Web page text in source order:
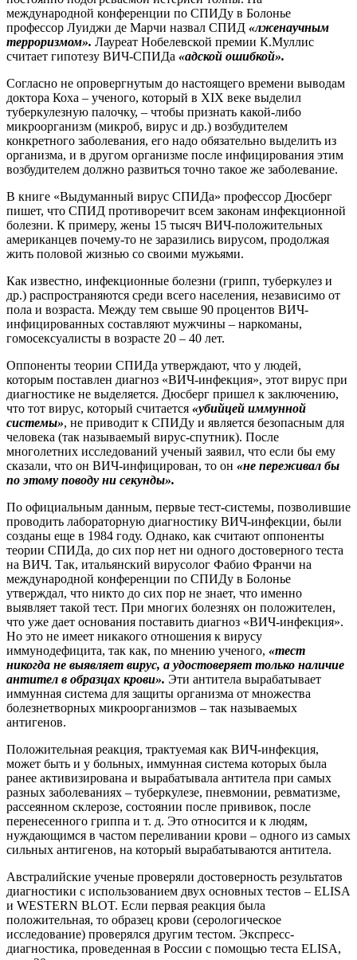
международной конференции по СПИДу в Болонье
профессор Луиджи де Марчи назвал СПИД «лженаучным
терроризмом». Лауреат Нобелевской премии К.Муллис
считает гипотезу ВИЧ-СПИДа «адской ошибкой».
Согласно не опровергнутым до настоящего времени выводам
доктора Коха – ученого, который в ХIХ веке выделил
туберкулезную палочку, – чтобы признать какой-либо
микроорганизм (микроб, вирус и др.) возбудителем
конкретного заболевания, его надо обязательно выделить из
организма, и в другом организме после инфицирования этим
возбудителем должно развиться точно такое же заболевание.
В книге «Выдуманный вирус СПИДа» профессор Дюсберг
пишет, что СПИД противоречит всем законам инфекционной
болезни. К примеру, жены 15 тысяч ВИЧ-положительных
американцев почему-то не заразились вирусом, продолжая
жить половой жизнью со своими мужьями.
Как известно, инфекционные болезни (грипп, туберкулез и
др.) распространяются среди всего населения, независимо от
пола и возраста. Между тем свыше 90 процентов ВИЧ-
инфицированных составляют мужчины – наркоманы,
гомосексуалисты в возрасте 20 – 40 лет.
Оппоненты теории СПИДа утверждают, что у людей,
которым поставлен диагноз «ВИЧ-инфекция», этот вирус при
диагностике не выделяется. Дюсберг пришел к заключению,
что тот вирус, который считается «убийцей иммунной
системы», не приводит к СПИДу и является безопасным для
человека (так называемый вирус-спутник). После
многолетних исследований ученый заявил, что если бы ему
сказали, что он ВИЧ-инфицирован, то он «не переживал бы
по этому поводу ни секунды».
По официальным данным, первые тест-системы, позволившие
проводить лабораторную диагностику ВИЧ-инфекции, были
созданы еще в 1984 году. Однако, как считают оппоненты
теории СПИДа, до сих пор нет ни одного достоверного теста
на ВИЧ. Так, итальянский вирусолог Фабио Франчи на
международной конференции по СПИДу в Болонье
утверждал, что никто до сих пор не знает, что именно
выявляет такой тест. При многих болезнях он положителен,
что уже дает основания поставить диагноз «ВИЧ-инфекция».
Но это не имеет никакого отношения к вирусу
иммунодефицита, так как, по мнению ученого, «тест
никогда не выявляет вирус, а удостоверяет только наличие
антител в образцах крови». Эти антитела вырабатывает
иммунная система для защиты организма от множества
болезнетворных микроорганизмов – так называемых
антигенов.
Положительная реакция, трактуемая как ВИЧ-инфекция,
может быть и у больных, иммунная система которых была
ранее активизирована и вырабатывала антитела при самых
разных заболеваниях – туберкулезе, пневмонии, ревматизме,
рассеянном склерозе, состоянии после прививок, после
перенесенного гриппа и т. д. Это относится и к людям,
нуждающимся в частом переливании крови – одного из самых
сильных антигенов, на который вырабатываются антитела.
Австралийские ученые проверяли достоверность результатов
диагностики с использованием двух основных тестов – ELISA
и WESTERN BLOT. Если первая реакция была
положительная, то образец крови (серологическое
исследование) проверялся другим тестом. Экспресс-
диагностика, проведенная в России с помощью теста ELISA,